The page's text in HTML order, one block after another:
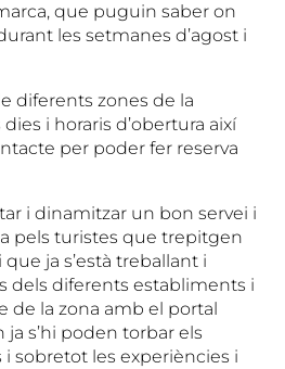
que puguin saber on
les setmanes d’agost i
diferents zones de la
i horaris d’obertura així
per poder fer reserva
i dinamitzar un bon servei i
pels turistes que trepitgen
ja s’està treballant i
dels diferents establiments i
de la zona amb el portal
ja s’hi poden torbar els
i sobretot les experiències i